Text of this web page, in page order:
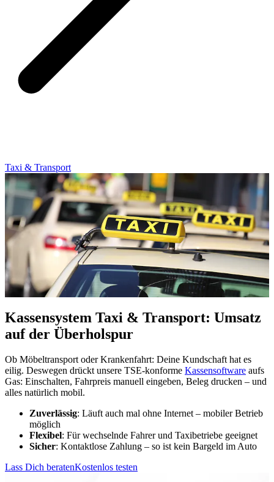
Taxi & Transport
Kassensystem Taxi & Transport: Umsatz
auf der Überholspur
Ob Möbeltransport oder Krankenfahrt: Deine Kundschaft hat es
eilig. Deswegen drückt unsere TSE-konforme Kassensoftware aufs
Gas: Einschalten, Fahrpreis manuell eingeben, Beleg drucken – und
alles natürlich mobil.
Zuverlässig: Läuft auch mal ohne Internet – mobiler Betrieb
möglich
Flexibel: Für wechselnde Fahrer und Taxibetriebe geeignet
Sicher: Kontaktlose Zahlung – so ist kein Bargeld im Auto
Lass Dich beratenKostenlos testen